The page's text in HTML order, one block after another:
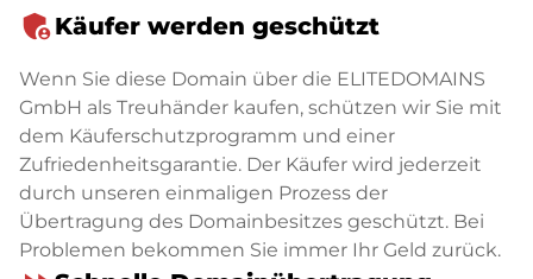
admin_panel_settingsKäufer werden geschützt
Wenn Sie diese Domain über die ELITEDOMAINS
GmbH als Treuhänder kaufen, schützen wir Sie mit
dem Käuferschutzprogramm und einer
Zufriedenheitsgarantie. Der Käufer wird jederzeit
durch unseren einmaligen Prozess der
Übertragung des Domainbesitzes geschützt. Bei
Problemen bekommen Sie immer Ihr Geld zurück.